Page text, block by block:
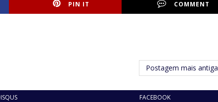
PIN IT COMMENT
Postagem mais antiga
FACEBOOK